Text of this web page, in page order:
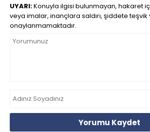
UYARI:Konuyla ilgisi bulunmayan, hakaret
veya imalar, inançlara saldırı, şiddete teşvik
onaylanmamaktadır.
Yorumu Kaydet